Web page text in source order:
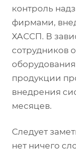
контроль
фирмами,
ХАССП. В
сотрудников
продукции
внедрения
месяцев.
Следует
нет ничего